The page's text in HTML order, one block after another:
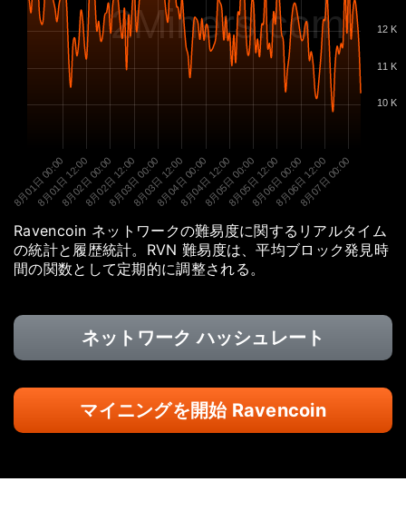
2Miners.com
8月01日 00:00
8月01日 12:00
8月02日 00:00
8月02日 12:00
8月03日 00:00
8月03日 12:00
8月04日 00:00
8月04日 12:00
8月05日 00:00
8月05日 12:00
8月06日 00:00
8月06日 12:00
8月07日 00:00
10 K
11 K
12 K
Ravencoin ネットワークの難易度に関するリアルタイム
の統計と履歴統計。RVN 難易度は、平均ブロック発見時
間の関数として定期的に調整される。
ネットワーク ハッシュレート
マイニングを開始 Ravencoin